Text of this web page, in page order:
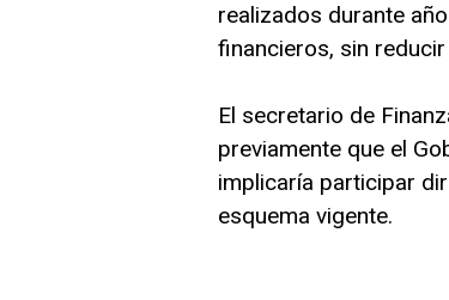
realizados durante
financieros, sin
El secretario de
previamente que el
implicaría participar
esquema vigente.